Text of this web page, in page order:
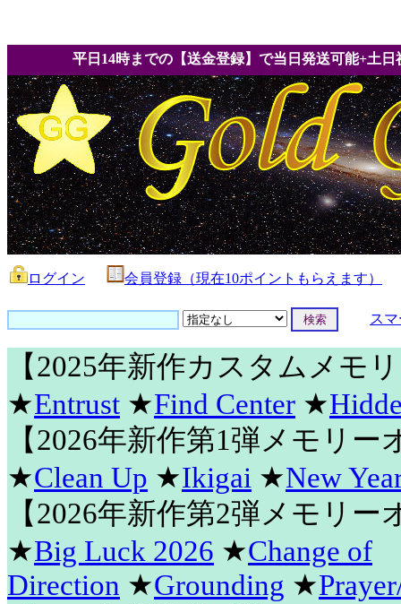
平日14時までの【送金登録】で当日発送可能+土日
ログイン 会員登録（現在10ポイントもらえます）
ス
【2025年新作カスタムメモ
★Entrust ★Find Center ★
【2026年新作第1弾メモリー
★Clean Up ★Ikigai ★New
【2026年新作第2弾メモリー
★Big Luck 2026 ★Change of
Direction ★Grounding ★